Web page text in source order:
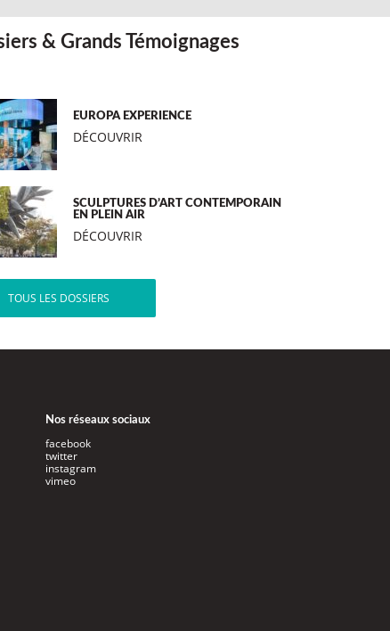
& Grands Témoignages
EUROPA EXPERIENCE
DÉCOUVRIR
SCULPTURES D’ART CONTEMPORAIN
EN PLEIN AIR
DÉCOUVRIR
TOUS LES DOSSIERS
Nos réseaux sociaux
facebook
twitter
instagram
vimeo